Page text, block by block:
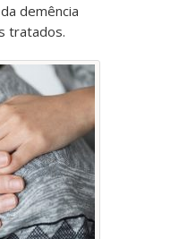
demência
tratados.